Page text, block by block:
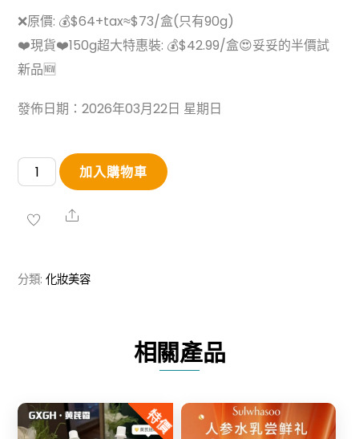
❌原價: 💰$64+tax≈$73/盒(只有90g)
❤️現貨❤️150g超大特惠裝: 💰$42.99/盒😍妥妥的半價試
新品🆕
發佈日期：2026年03月22日 星期日
國
Torhop
鹽
加入購物車
Share
分類:化妝美容
相關產品
特價